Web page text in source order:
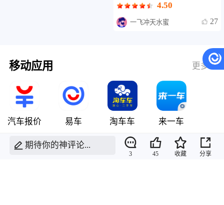
期待你的神评论...
3 45 收藏 分享
4.50
一飞冲天水蜜 27
移动应用 更多
汽车报价 易车 淘车车 来一车
易车 > 点评 > 奥迪A7L点评 点评详情